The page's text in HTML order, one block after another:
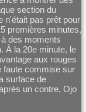
section du
n'était pas prêt pour
premières minutes,
des moments
À la 20e minute, le
aux rouges
faute commise sur
surface de
un contre, Ojo